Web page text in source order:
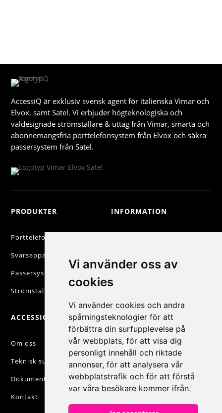
Vi använder oss av
cookies
Vi använder cookies och andra
spårningsteknologier för att
förbättra din surfupplevelse på
vår webbplats, för att visa dig
personligt innehåll och riktade
annonser, för att analysera vår
webbplatstrafik och för att förstå
var våra besökare kommer ifrån.
AccessiQ är exklusiv svensk agent för italienska Vimar och
Elvox, samt Satel. Vi erbjuder högteknologiska och
väldesignade strömställare & uttag från Vimar, smarta och
abonnemangsfria porttelefonsystem från Elvox och säkra
passersystem från Satel.
PRODUKTER
Porttelefoni
Svarsapparater
Passersystem
Strömställare & Uttag
ACCESSIQ
Om oss
Teknisk support
Dokumentation
Kontakt
INFORMATION
KONTAKT
 +46 31 830 222
 info@accessiq.se

Magasinsgatan 35,
Kungsbacka